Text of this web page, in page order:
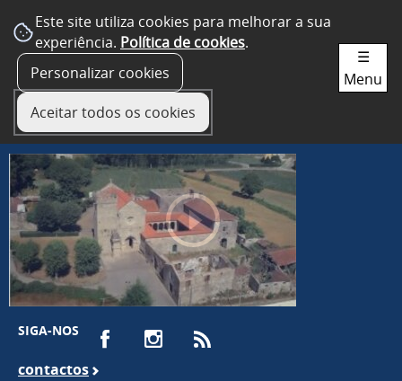
Este site utiliza cookies para melhorar a sua
experiência. Política de cookies.
Personalizar cookies
Aceitar todos os cookies
SIGA-NOS
contactos
☰
Menu